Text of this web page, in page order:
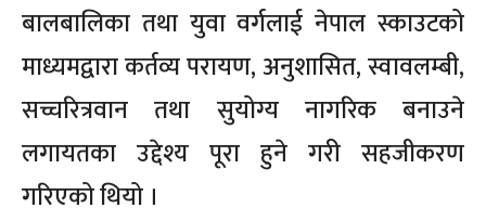
बालबालिका तथा युवा वर्गलाई नेपाल स्काउटको
माध्यमद्वारा कर्तव्य परायण, अनुशासित, स्वावलम्बी,
सच्चरित्रवान तथा सुयोग्य नागरिक बनाउने
लगायतका उद्देश्य पूरा हुने गरी सहजीकरण
गरिएको थियो ।